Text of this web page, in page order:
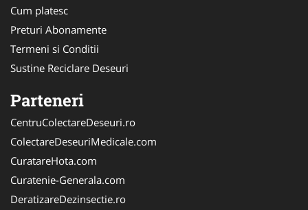
Cum platesc
Preturi Abonamente
Termeni si Conditii
Sustine Reciclare Deseuri
Parteneri
CentruColectareDeseuri.ro
ColectareDeseuriMedicale.com
CuratareHota.com
Curatenie-Generala.com
DeratizareDezinsectie.ro